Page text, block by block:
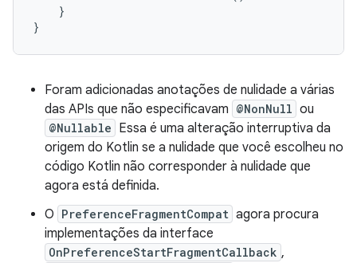
}
}
Foram adicionadas anotações de nulidade a várias
das APIs que não especificavam @NonNull ou
@Nullable Essa é uma alteração interruptiva da
origem do Kotlin se a nulidade que você escolheu no
código Kotlin não corresponder à nulidade que
agora está definida.
O PreferenceFragmentCompat agora procura
implementações da interface
OnPreferenceStartFragmentCallback ,